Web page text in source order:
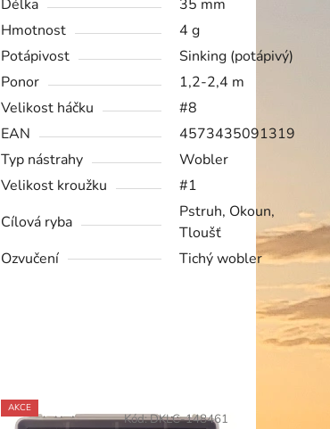
Délka
35 mm
Hmotnost
4 g
Potápivost
Sinking (potápivý)
Ponor
1,2-2,4 m
Velikost háčku
#8
EAN
4573435091319
Typ nástrahy
Wobler
Velikost kroužku
#1
Cílová ryba
Pstruh, Okoun,
Tloušť
Ozvučení
Tichý wobler
AKCE
Kód:DKLC-148461